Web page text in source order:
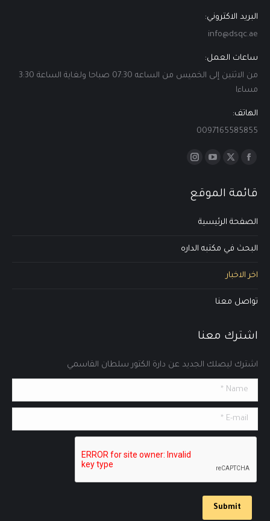
البريد الاكتروني:
info@dsqc.ae
ساعات العمل:
من الاثنين إلى الخميس من الساعه 07:30 صباحا ولغاية الساعة 3:30
مساءا
الهاتف:
0097165585855
Find us on:
Facebook
opens
new
X
opens
new
YouTube
opens
new
Instagram
opensقائمة الموقع
الصفحة الرئيسية
البحث في مكتبه الداره
اخر الاخبار
تواصل معنا
اشترك معنا
اشترك ليصلك الجديد عن دارة الكتور سلطان القاسمي
Name *
E-mail *
Submit